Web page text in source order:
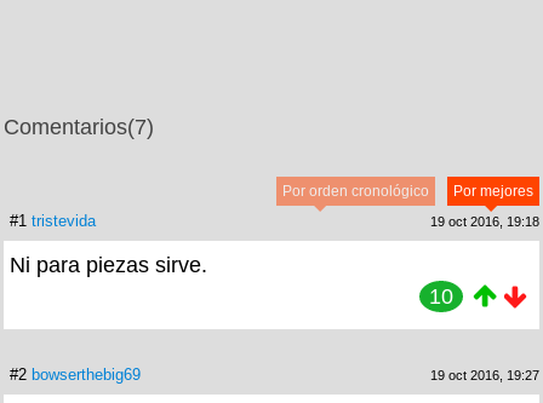
Comentarios(7)
Por mejores
Por orden cronológico
#1 tristevida 19 oct 2016, 19:18
Ni para piezas sirve.
10
#2 bowserthebig69 19 oct 2016, 19:27